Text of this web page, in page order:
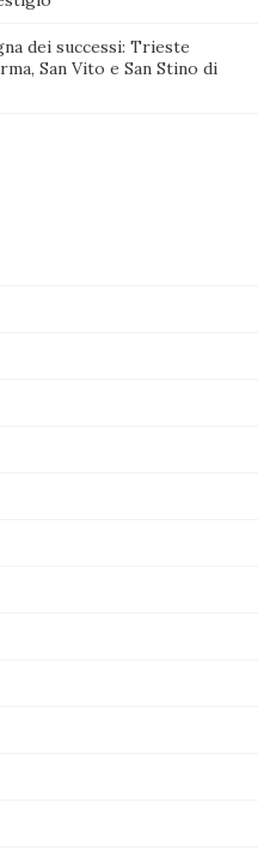
dei successi: Trieste
San Vito e San Stino di